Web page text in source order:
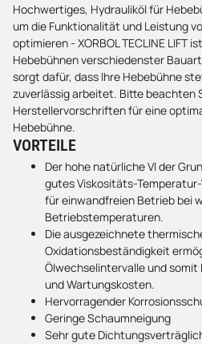
Hochwertiges, Hydrauliköl für
um die Funktionalität und Leistung
optimieren - XORBOL TECLINE LIFT
Hebebühnen verschiedenster
sorgt dafür, dass Ihre Hebebühne
zuverlässig arbeitet. Bitte beachten
Herstellervorschriften für eine
Hebebühne.
VORTEILE
Der hohe natürliche VI der
gutes Viskositäts-
für einwandfreien Betrieb bei
Betriebstemperaturen.
Die ausgezeichnete
Oxidationsbeständigkeit
Ölwechselintervalle und
und Wartungskosten.
Hervorragender
Geringe Schaumneigung
Sehr gute